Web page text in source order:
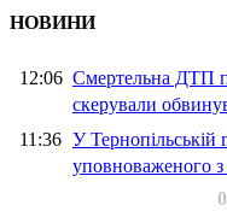
НОВИНИ
12:06 Смертельна ДТП
скерували
11:36 У Тернопільській
уповноваженого з